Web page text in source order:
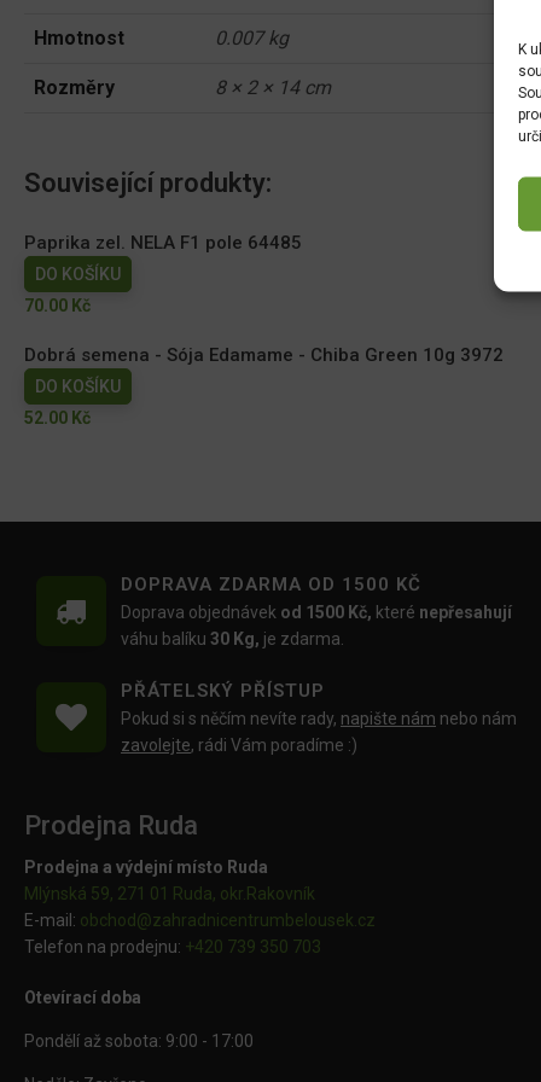
K
Hmotnost 0.007 kg
Rozměry 8 × 2 × 14 cm
Související produkty:
Paprika zel. NELA F1 pole 64485
DO KOŠÍKU
70.00 Kč
Dobrá semena - Sója Edamame - Chiba Green 10g 3972
DO KOŠÍKU
52.00 Kč
DOPRAVA ZDARMA OD 1500 KČ
Doprava objednávek od 1500 Kč, které nepřesahují
váhu balíku30 Kg, je zdarma.
PŘÁTELSKÝ PŘÍSTUP
Pokud si s něčím nevíte rady, napište nám nebo nám
zavolejte, rádi Vám poradíme :)
Prodejna Ruda
Prodejna a výdejní místo Ruda
Mlýnská 59, 271 01 Ruda, okr.Rakovník
E-mail: obchod@zahradnicentrumbelousek.cz
Telefon na prodejnu: +420 739 350 703
Otevírací doba
Pondělí až sobota: 9:00 - 17:00